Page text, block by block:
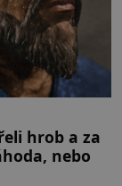
hrob a za
nebo